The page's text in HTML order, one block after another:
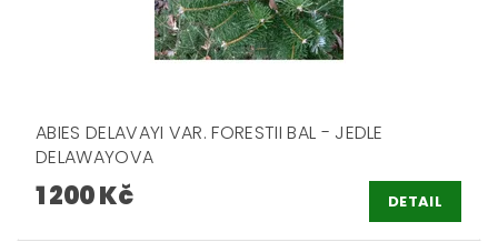
ABIES DELAVAYI VAR. FORESTII BAL - JEDLE
DELAWAYOVA
1 200 Kč DETAIL